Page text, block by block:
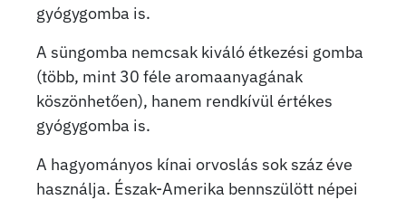
gyógygomba is.
A süngomba nemcsak kiváló étkezési gomba
(több, mint 30 féle aromaanyagának
köszönhetően), hanem rendkívül értékes
gyógygomba is.
A hagyományos kínai orvoslás sok száz éve
használja. Észak-Amerika bennszülött népei